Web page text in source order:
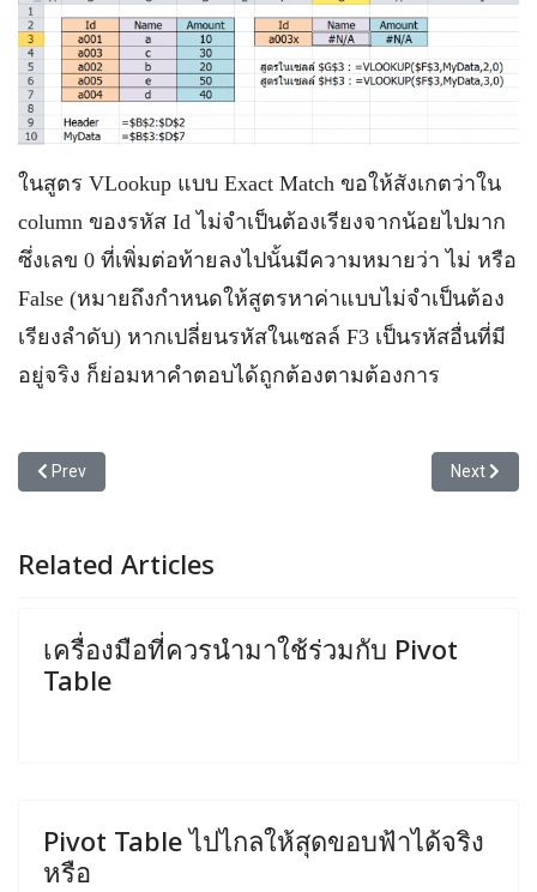
ในสูตร VLookup แบบ Exact Match ขอให้สังเกตว่าใน
column ของรหัส Id ไม่จำเป็นต้องเรียงจากน้อยไปมาก
ซึ่งเลข 0 ที่เพิ่มต่อท้ายลงไปนั้นมีความหมายว่า ไม่ หรือ
False (หมายถึงกำหนดให้สูตรหาค่าแบบไม่จำเป็นต้อง
เรียงลำดับ) หากเปลี่ยนรหัสในเซลล์ F3 เป็นรหัสอื่นที่มี
อยู่จริง ก็ย่อมหาคำตอบได้ถูกต้องตามต้องการ
Previous article: วิธีใช้คำสั่ง Data > Filter
Prev Next
Next
Related Articles
เครื่องมือที่ควรนำมาใช้ร่วมกับ Pivot
Table
Pivot Table ไปไกลให้สุดขอบฟ้าได้จริง
หรือ